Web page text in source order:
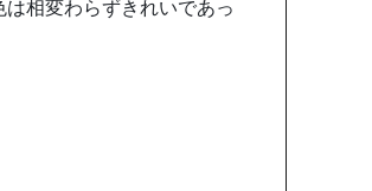
相変わらずきれいであっ